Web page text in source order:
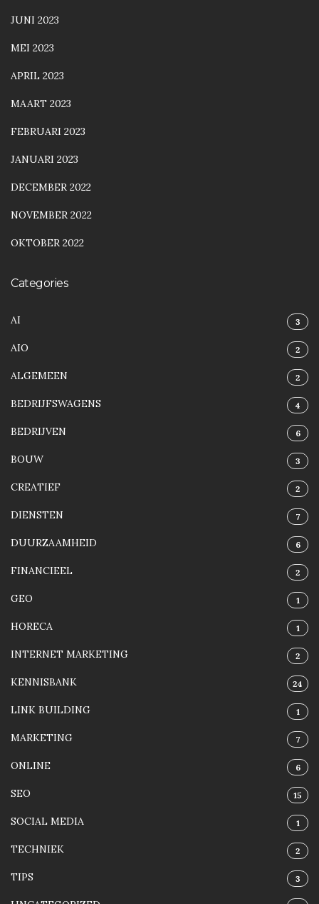
JUNI 2023
MEI 2023
APRIL 2023
MAART 2023
FEBRUARI 2023
JANUARI 2023
DECEMBER 2022
NOVEMBER 2022
OKTOBER 2022
Categories
AI 3
AIO 2
ALGEMEEN 2
BEDRIJFSWAGENS 4
BEDRIJVEN 6
BOUW 3
CREATIEF 2
DIENSTEN 7
DUURZAAMHEID 6
FINANCIEEL 2
GEO 1
HORECA 1
INTERNET MARKETING 2
KENNISBANK 24
LINK BUILDING 1
MARKETING 7
ONLINE 6
SEO 15
SOCIAL MEDIA 1
TECHNIEK 2
TIPS 3